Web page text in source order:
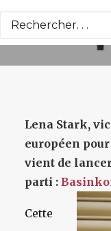
Lena Stark,
européen
vient de
parti :
Cette